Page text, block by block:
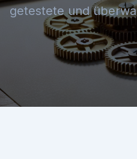
getestete und